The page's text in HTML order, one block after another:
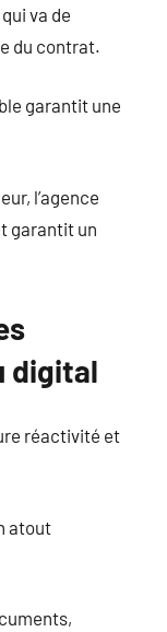
va de
du contrat.
garantit une
l’agence
garantit un
digital
réactivité et
atout